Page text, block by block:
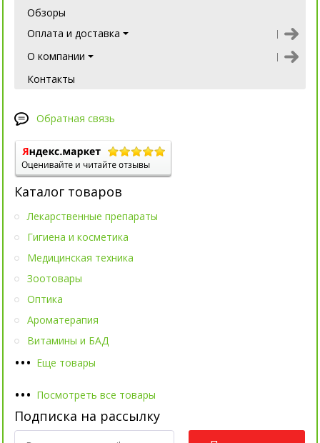
Обзоры
Оплата и доставка
О компании
Контакты
Обратная связь
Каталог товаров
••• Еще товары
Лекарственные препараты
Гигиена и косметика
Медицинская техника
Зоотовары
Оптика
Ароматерапия
Витамины и БАД
••• Посмотреть все товары
Подписка на рассылку